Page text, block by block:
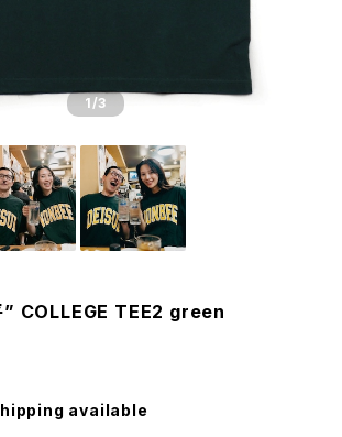
1/3
” COLLEGE TEE2 green
available